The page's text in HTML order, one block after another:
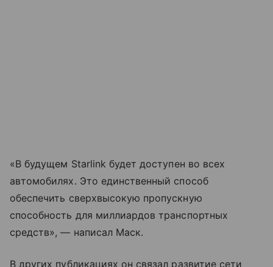
«В будущем Starlink будет доступен во всех
автомобилях. Это единственный способ
обеспечить сверхвысокую пропускную
способность для миллиардов транспортных
средств», — написал Маск.
В других публикациях он связал развитие сети